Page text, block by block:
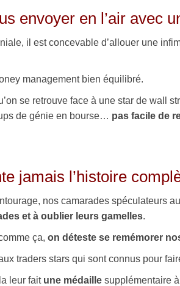
envoyer en l’air avec
il est concevable d’allouer une
management bien équilibré.
se retrouve face à une star de wall
de génie en bourse… pas facile de
jamais l’histoire
nos camarades spéculateurs
et à oublier leurs gamelles.
ça, on déteste se remémorer
traders stars qui sont connus pour
leur fait une médaille supplémentaire